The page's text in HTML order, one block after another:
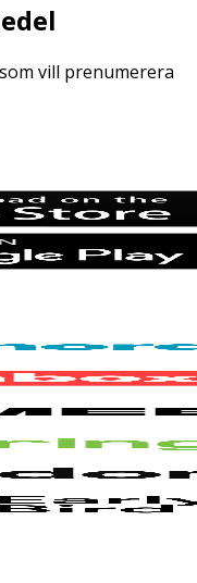
vill prenumerera